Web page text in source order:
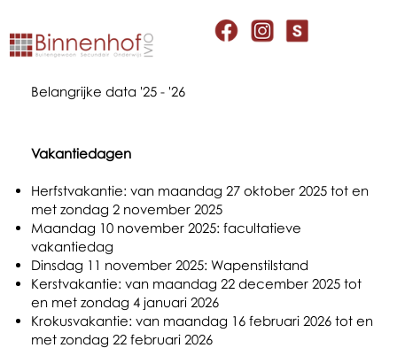
Belangrijke data '25 - '26
Vakantiedagen
Herfstvakantie: van maandag 27 oktober 2025 tot en
met zondag 2 november 2025
Maandag 10 november 2025: facultatieve
vakantiedag
Dinsdag 11 november 2025: Wapenstilstand
Kerstvakantie: van maandag 22 december 2025 tot
en met zondag 4 januari 2026
Krokusvakantie: van maandag 16 februari 2026 tot en
met zondag 22 februari 2026